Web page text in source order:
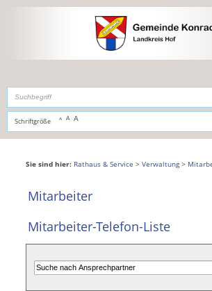
,zur Navigationoderzur Startseitespringen.
Schriftgröße A A A
Sie sind hier: Rathaus & Service > Verwaltung>
Mitarbeiter
Mitarbeiter-Telefon-Liste